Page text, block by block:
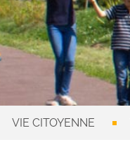
VIE CITOYENNE